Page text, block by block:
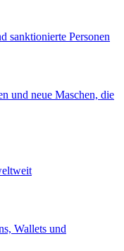
sanktionierte Personen
und neue Maschen, die
Wallets und